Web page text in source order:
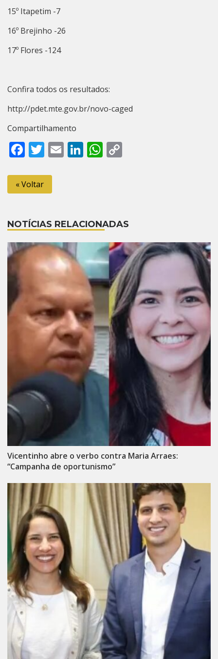
15º Itapetim -7
16º Brejinho -26
17º Flores -124
Confira todos os resultados:
http://pdet.mte.gov.br/novo-caged
Compartilhamento
Facebook
Twitter
EmailLinkedIn
WhatsApp
« Voltar
NOTÍCIAS RELACIONADAS
Vicentinho abre o verbo contra Maria Arraes:
“Campanha de oportunismo”